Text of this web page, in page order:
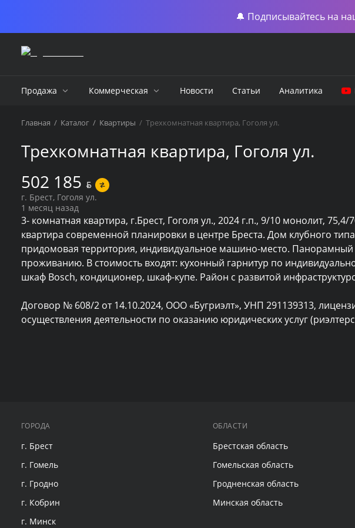
🔔 Подписывайтесь на
Продажа Коммерческая Новости Статьи Аналитика
Главная / Каталог / Квартиры / Трехкомнатная квартира, Гоголя ул.
Трехкомнатная квартира, Гоголя ул.
502 185 BYN
г. Брест, Гоголя ул.
1 месяц назад
3- комнатная квартира, г.Брест, Гоголя ул., 2024 г.п., 9/10 монолит,
квартира современной планировки в центре Бреста. Дом клубного
придомовая территория, индивидуальное машино-место. Панорамный
проживанию. В стоимость входят: кухонный гарнитур по
шкаф Bosch, кондиционер, шкаф-купе. Район с развитой
Договор № 608/2 от 14.10.2024, ООО «Бугриэлт», УНП 291139313,
осуществления деятельности по оказанию юридических услуг
ГОРОДА
г. Брест
г. Гомель
г. Гродно
г. Кобрин
г. Минск
ОБЛАСТИ
Брестская область
Гомельская область
Гродненская область
Минская область